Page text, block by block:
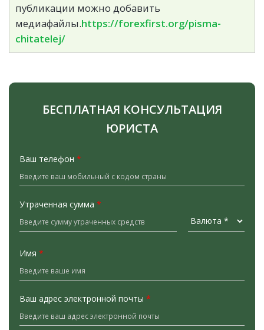
публикации можно добавить
медиафайлы.https://forexfirst.org/pisma-
chitatelej/
БЕСПЛАТНАЯ КОНСУЛЬТАЦИЯ
ЮРИСТА
Ваш телефон *
Утраченная сумма *
Имя *
Ваш адрес электронной почты *